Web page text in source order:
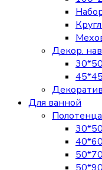
Декор.
Для ванной
Полотенца